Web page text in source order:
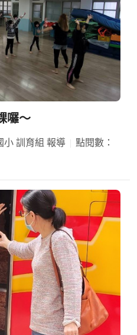
囉～
小 訓育組 報導
點閱數：